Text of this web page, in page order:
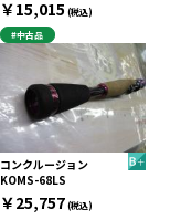
￥15,015 (税込)
#中古品
コンクルージョン
KOMS-68LS
￥25,757(税込)